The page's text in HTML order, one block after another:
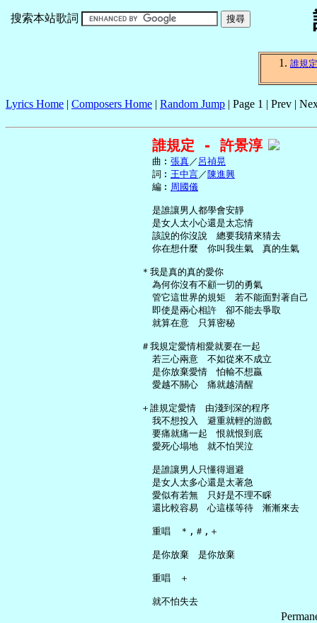
搜索本站歌詞
誰規定
Lyrics Home | Composers Home | Random Jump | Page 1 | Prev |
誰規定 - 許景淳
     曲︰
張真／ 呂禎晃
     詞︰
王中言／ 陳進興
     編︰
周國儀
     是誰讓男人都學會安靜
     是女人太小心還是太忘情
     該說的你沒說　總要我猜來猜去
     你在想什麼　你叫我生氣　真的生氣
   ＊我是真的真的愛你
     為何你沒有不顧一切的勇氣
     管它這世界的規矩　若不能面對著自己
     即使是兩心相許　卻不能去爭取
     就算在意　只算密秘
   ＃我規定愛情相愛就要在一起
     若三心兩意　不如從來不成立
     是你放棄愛情　怕輸不想贏
     愛越不關心　痛就越清醒
   ＋誰規定愛情　由淺到深的程序
     我不想投入　避重就輕的游戲
     要痛就痛一起　恨就恨到底
     愛死心塌地　就不怕哭泣
     是誰讓男人只懂得迴避
     是女人太多心還是太著急
     愛似有若無　只好是不理不睬
     還比較容易　心這樣等待　漸漸來去
     重唱　＊,＃,＋
     是你放棄　是你放棄
     重唱　＋